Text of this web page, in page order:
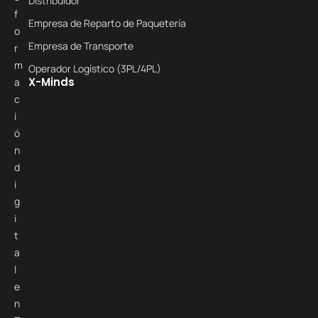
f
o
r
m
a
c
i
ó
n
d
i
g
i
t
a
l
e
n
Empresa de Reparto de Paquetería
Empresa de Transporte
Operador Logístico (3PL/4PL)
X-Minds